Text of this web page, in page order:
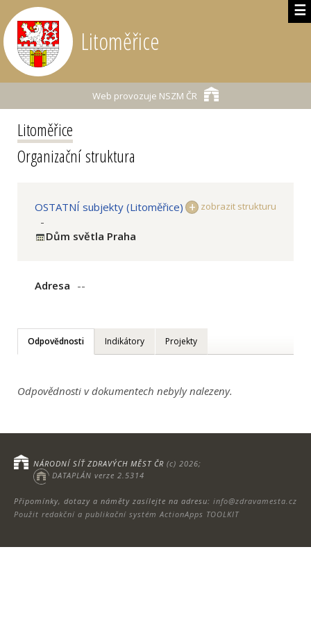
☰
Litoměřice
Web provozuje NSZM ČR
Litoměřice
Organizační struktura
zobrazit strukturu
OSTATNÍ subjekty (Litoměřice)
-
Dům světla Praha
Adresa --
Odpovědnosti Indikátory Projekty
Odpovědnosti v dokumentech nebyly nalezeny.
Připomínky, dotazy a náměty zasílejte na adresu: info@zdravamesta.cz
Použit redakční a publikační systém ActionApps TOOLKIT
NÁRODNÍ SÍŤ ZDRAVÝCH MĚST ČR (c) 2026;
DATAPLÁN verze 2.5314